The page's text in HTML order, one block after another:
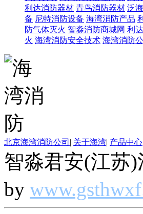
利达消防器材 青鸟消防器材 泛
备 尼特消防设备 海湾消防产品
防气体灭火 智淼消防商城网 利
火 海湾消防安全技术 海湾消防
北京海湾消防公司 | 关于海湾| 产品中心
智淼君安(江苏
by